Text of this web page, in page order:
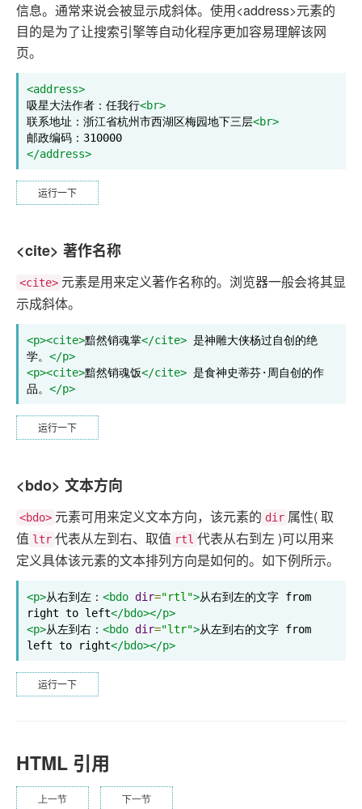
信息。通常来说会被显示成斜体。使用<address>元素的
目的是为了让搜索引擎等自动化程序更加容易理解该网
页。
<address>
吸星大法作者：任我行<br>
联系地址：浙江省杭州市西湖区梅园地下三层<br>
邮政编码：310000
</address>
运行一下
<cite> 著作名称
<cite> 元素是用来定义著作名称的。浏览器一般会将其显
示成斜体。
<p><cite>黯然销魂掌</cite> 是神雕大侠杨过自创的绝
学。 </p>
<p><cite>黯然销魂饭</cite> 是食神史蒂芬·周自创的作
品。 </p>
运行一下
<bdo> 文本方向
<bdo> 元素可用来定义文本方向，该元素的 dir 属性( 取
值 ltr 代表从左到右、取值 rtl 代表从右到左 )可以用来
定义具体该元素的文本排列方向是如何的。如下例所示。
<p>从右到左： <bdo dir="rtl">从右到左的文字 from
right to left</bdo></p>
<p>从左到右： <bdo dir="ltr">从左到右的文字 from
left to right</bdo></p>
运行一下
HTML 引用
上一节 下一节